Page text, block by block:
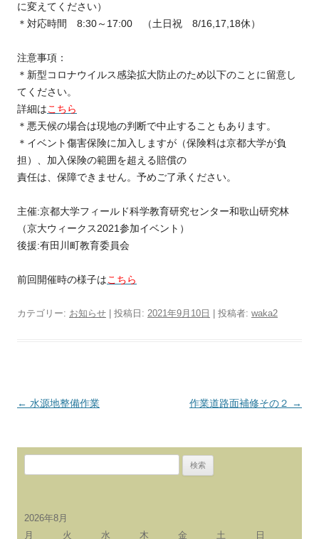
に変えてください）
＊対応時間 8:30～17:00 （土日祝 8/16,17,18休）
注意事項：
＊新型コロナウイルス感染拡大防止のため以下のことに留意し
てください。
詳細はこちら
＊悪天候の場合は現地の判断で中止することもあります。
＊イベント傷害保険に加入しますが（保険料は京都大学が負
担）、加入保険の範囲を超える賠償の
責任は、保障できません。予めご了承ください。
主催:京都大学フィールド科学教育研究センター和歌山研究林
（京大ウィークス2021参加イベント）
後援:有田川町教育委員会
前回開催時の様子はこちら
カテゴリー: お知らせ | 投稿日: 2021年9月10日 投稿者: waka2
投
シ
← 水源地整備作業 作業道路面補修その２ →
2026年8月
月
火 水 木 金 土 日